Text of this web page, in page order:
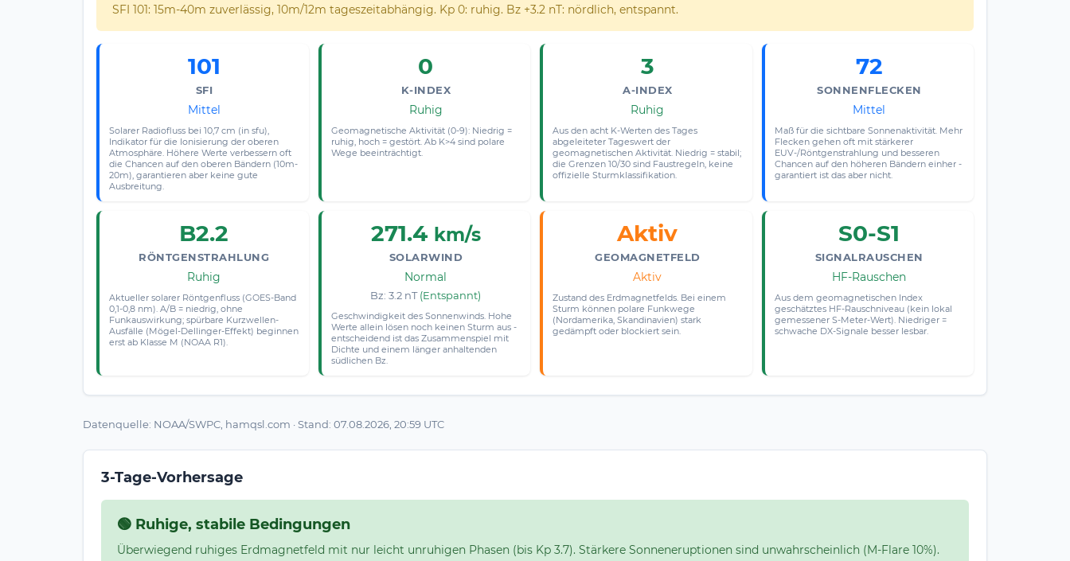
SFI 101: 15m-40m zuverlässig, 10m/12m tageszeitabhängig. Kp 0: ruhig. Bz +3.2 nT: nördlich, entspannt.
101
SFI
Mittel
Solarer Radiofluss bei 10,7 cm (in sfu),
Indikator für die Ionisierung der oberen
Atmosphäre. Höhere Werte verbessern oft
die Chancen auf den oberen Bändern (10m-
20m), garantieren aber keine gute
Ausbreitung.
0
K-INDEX
Ruhig
Geomagnetische Aktivität (0-9): Niedrig =
ruhig, hoch = gestört. Ab K>4 sind polare
Wege beeinträchtigt.
3
A-INDEX
Ruhig
Aus den acht K-Werten des Tages
abgeleiteter Tageswert der
geomagnetischen Aktivität. Niedrig = stabil;
die Grenzen 10/30 sind Faustregeln, keine
offizielle Sturmklassifikation.
72
SONNENFLECKEN
Mittel
Maß für die sichtbare Sonnenaktivität. Mehr
Flecken gehen oft mit stärkerer
EUV-/Röntgenstrahlung und besseren
Chancen auf den höheren Bändern einher -
garantiert ist das aber nicht.
B2.2
RÖNTGENSTRAHLUNG
Ruhig
Aktueller solarer Röntgenfluss (GOES-Band
0,1-0,8 nm). A/B = niedrig, ohne
Funkauswirkung; spürbare Kurzwellen-
Ausfälle (Mögel-Dellinger-Effekt) beginnen
erst ab Klasse M (NOAA R1).
271.4 km/s
SOLARWIND
Normal
Bz: 3.2 nT (Entspannt)
Geschwindigkeit des Sonnenwinds. Hohe
Werte allein lösen noch keinen Sturm aus -
entscheidend ist das Zusammenspiel mit
Dichte und einem länger anhaltenden
südlichen Bz.
Aktiv
GEOMAGNETFELD
Aktiv
Zustand des Erdmagnetfelds. Bei einem
Sturm können polare Funkwege
(Nordamerika, Skandinavien) stark
gedämpft oder blockiert sein.
S0-S1
SIGNALRAUSCHEN
HF-Rauschen
Aus dem geomagnetischen Index
geschätztes HF-Rauschniveau (kein lokal
gemessener S-Meter-Wert). Niedriger =
schwache DX-Signale besser lesbar.
Datenquelle: NOAA/SWPC, hamqsl.com · Stand: 07.08.2026, 20:59 UTC
3-Tage-Vorhersage
🟢 Ruhige, stabile Bedingungen
Überwiegend ruhiges Erdmagnetfeld mit nur leicht unruhigen Phasen (bis Kp 3.7). Stärkere Sonneneruptionen sind unwahrscheinlich (M-Flare 10%).